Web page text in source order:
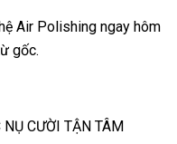
Air Polishing ngay hôm
gốc.
CƯỜI TẬN TÂM